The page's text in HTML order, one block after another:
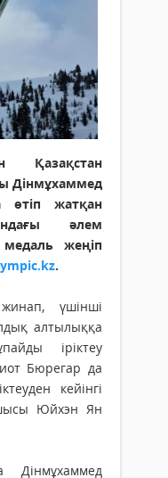
Қазақстан
Дінмұхаммед
өтіп жатқан
әлем
жеңіп
.
үшінші
алтылыққа
іріктеу
Бюрегар да
кейінгі
Юйхэн Ян
Дінмұхаммед